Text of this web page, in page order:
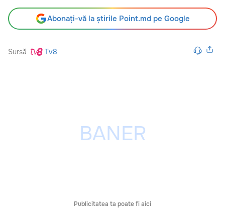
Abonați-vă la știrile Point.md pe Google
Sursă Tv8
Publicitatea ta poate fi aici